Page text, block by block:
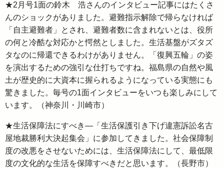
★2月号1面の鈴木 浩さんのインタビュー記事にはたくさ
んのショックがありました。避難指示解除で帰らなければ
「自主避難者」とされ、避難者数に含まれないとは、役所
の何と冷酷な対応かと愕然としました。生活基盤がズタズ
タなのに帰還できるわけがありません。「復興五輪」の姿
を演出するための強引な仕打ちですね。福島県の自然や風
土が歴史的に大資本に握られるようになっている実態にも
驚きました。毎号の1面インタビューをいつも楽しみにして
います。（神奈川・川崎市）
★生活保障法にすべき―「生活保護引き下げ違憲訴訟名古
屋地裁勝利大決起集会」に参加してきました。社会保障制
度の改悪をさせないためには、生活保障法にして、最低限
度の文化的な生活を保障すべきだと思います。（長野市）